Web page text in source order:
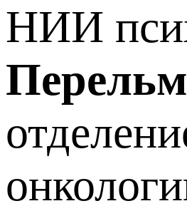
НИИ